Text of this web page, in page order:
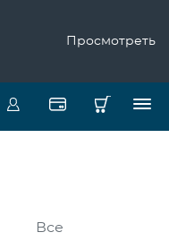
Просмотреть
Все